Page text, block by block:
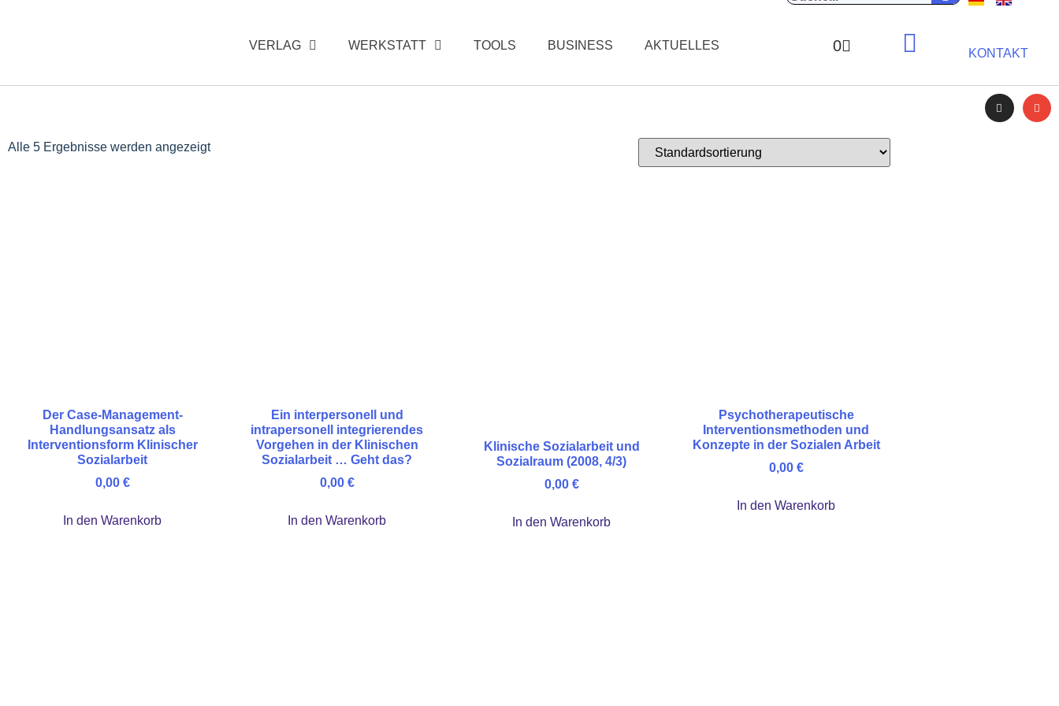
VERLAG WERKSTATT TOOLS BUSINESS AKTUELLES 0 KONTAKT
Alle 5 Ergebnisse werden angezeigt
Der Case-Management-
Handlungsansatz als
Interventionsform Klinischer
Sozialarbeit
0,00 €
In den Warenkorb
Ein interpersonell und
intrapersonell integrierendes
Vorgehen in der Klinischen
Sozialarbeit … Geht das?
0,00 €
In den Warenkorb
Klinische Sozialarbeit und
Sozialraum (2008, 4/3)
0,00 €
In den Warenkorb
Psychotherapeutische
Interventionsmethoden und
Konzepte in der Sozialen Arbeit
0,00 €
In den Warenkorb